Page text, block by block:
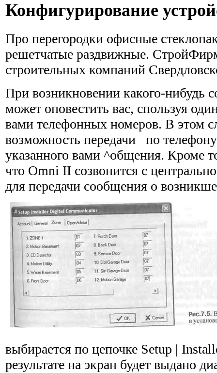
Конфигурирование
Про перегородки офисные
решетчатые раздвижные.
строительных компаний
При возникновении какого-нибудь
может оповестить вас, спользуя
вами телефонных номеров. В этом
возможность передачи по
указанного вами ^общения. Кроме
что Omni II созвонится с
для передачи сообщения о
выбирается по цепочке Setup |
результате на экран будет выдано